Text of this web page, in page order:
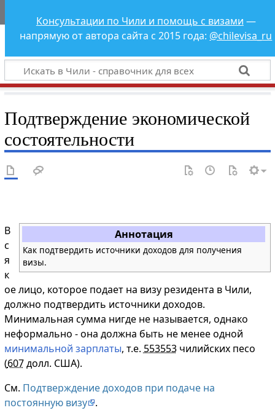
Чили - справочник
для всех
Консультации по Чили и помощь с визами —
напрямую от автора сайта с 2015 года: @chilevisa_ru
Подтверждение экономической
состоятельности
Аннотация
Как подтвердить источники доходов для получения
визы.
В
с
я
к
ое лицо, которое подает на визу резидента в Чили,
должно подтвердить источники доходов.
Минимальная сумма нигде не называется, однако
неформально - она должна быть не менее одной
минимальной зарплаты, т.е. 553553чилийских песо
(607долл. США).
См. Подтверждение доходов при подаче на
постоянную визу
.